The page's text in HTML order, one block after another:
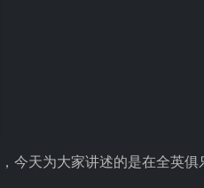
今天为大家讲述的是在全英俱